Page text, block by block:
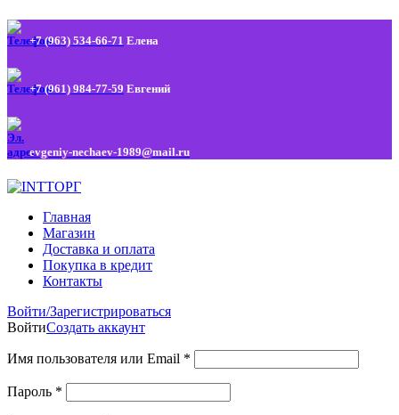
+7 (963) 534-66-71 Елена
+7 (961) 984-77-59 Евгений
evgeniy-nechaev-1989@mail.ru
Главная
Магазин
Доставка и оплата
Покупка в кредит
Контакты
Войти/Зарегистрироваться
ВойтиСоздать аккаунт
Имя пользователя или Email *
Пароль *